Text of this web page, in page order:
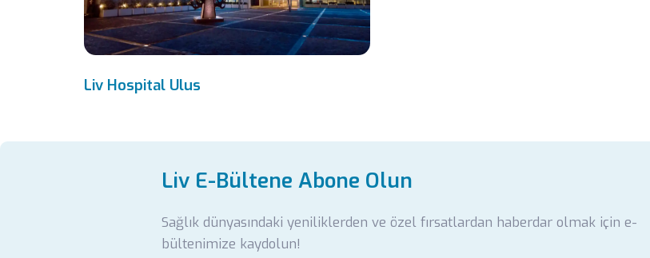
Liv Hospital Ulus
Liv E-Bültene Abone Olun
Sağlık dünyasındaki yeniliklerden ve özel fırsatlardan haberdar olmak için e-
bültenimize kaydolun!